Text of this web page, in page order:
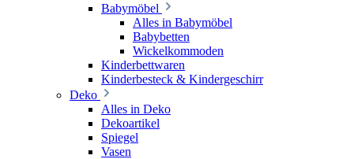
Babymöbel
Alles in Babymöbel
Babybetten
Wickelkommoden
Kinderbettwaren
Kinderbesteck & Kindergeschirr
Deko
Alles in Deko
Dekoartikel
Spiegel
Vasen